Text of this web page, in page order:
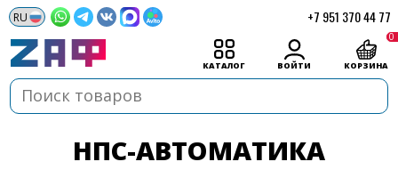
+7 951 370 44 77
КАТАЛОГ ВОЙТИ КОРЗИНА
0
НПС-АВТОМАТИКА